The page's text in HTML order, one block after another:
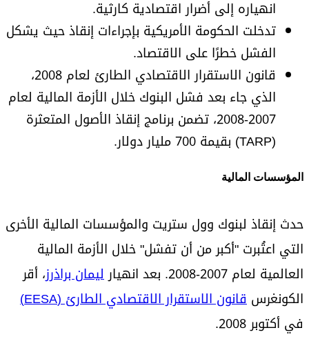
انهياره إلى أضرار اقتصادية كارثية.
تدخلت الحكومة الأمريكية بإجراءات إنقاذ حيث يشكل
الفشل خطرًا على الاقتصاد.
قانون الاستقرار الاقتصادي الطارئ لعام 2008،
الذي جاء بعد فشل البنوك خلال الأزمة المالية لعام
2007-2008، تضمن برنامج إنقاذ الأصول المتعثرة
(TARP) بقيمة 700 مليار دولار.
المؤسسات المالية
حدث إنقاذ لبنوك وول ستريت والمؤسسات المالية الأخرى
التي اعتُبرت "أكبر من أن تفشل" خلال الأزمة المالية
العالمية لعام 2007-2008. بعد انهيار
ليمان براذرز، أقر
الكونغرس قانون الاستقرار الاقتصادي الطارئ (EESA)
في أكتوبر 2008.